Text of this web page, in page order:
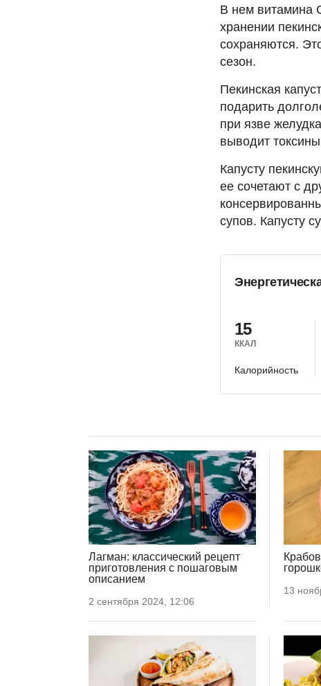
В нем витамина
хранении
сохраняются.
сезон.
Пекинская
подарить
при язве
выводит
Капусту
ее сочетают с
супов. Капусту
15
ККАЛ
Калорийность
Лагман: классический рецепт
приготовления с пошаговым
описанием
2 сентября 2024, 12:06
13